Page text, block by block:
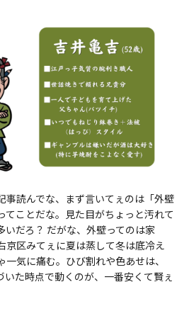
事読んでな、まず言いてぇのは「外壁
てことだな。見た目がちょっと汚れて
いだろ？ だがな、外壁ってのは家
京区みてぇに夏は蒸して冬は底冷え
気に痛む。ひび割れや色あせは、
いた時点で動くのが、一番安くて賢ぇ